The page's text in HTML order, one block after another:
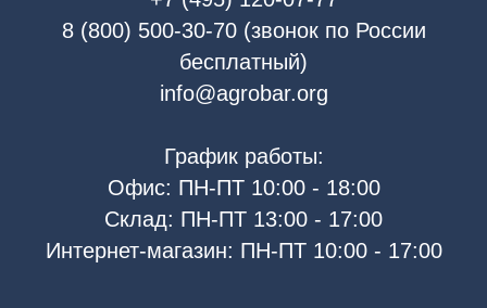
8 (800) 500-30-70 (звонок по России
бесплатный)
info@agrobar.org
График работы:
Офис: ПН-ПТ 10:00 - 18:00
Склад: ПН-ПТ 13:00 - 17:00
Интернет-магазин: ПН-ПТ 10:00 - 17:00